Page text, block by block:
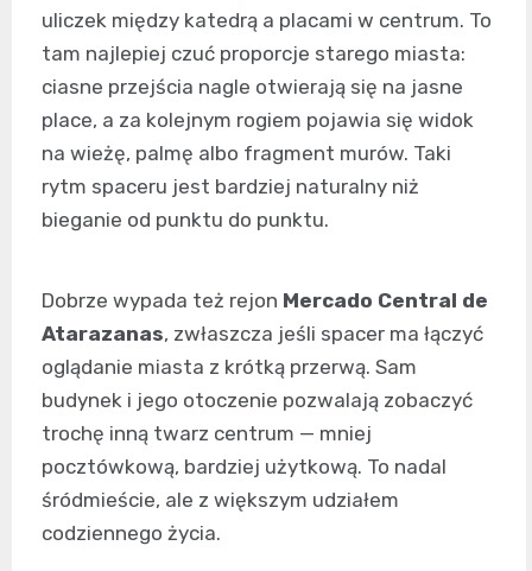
uliczek między katedrą a placami w centrum. To
tam najlepiej czuć proporcje starego miasta:
ciasne przejścia nagle otwierają się na jasne
place, a za kolejnym rogiem pojawia się widok
na wieżę, palmę albo fragment murów. Taki
rytm spaceru jest bardziej naturalny niż
bieganie od punktu do punktu.
Dobrze wypada też rejon Mercado Central de
Atarazanas, zwłaszcza jeśli spacer ma łączyć
oglądanie miasta z krótką przerwą. Sam
budynek i jego otoczenie pozwalają zobaczyć
trochę inną twarz centrum — mniej
pocztówkową, bardziej użytkową. To nadal
śródmieście, ale z większym udziałem
codziennego życia.